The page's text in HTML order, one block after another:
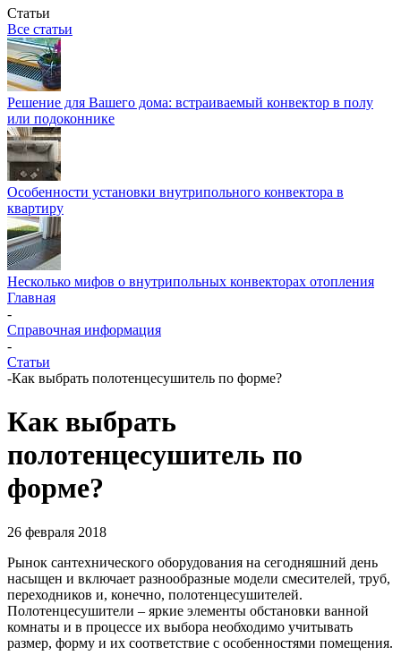
Статьи
Все статьи
Решение для Вашего дома: встраиваемый конвектор в полу
или подоконнике
Особенности установки внутрипольного конвектора в
квартиру
Несколько мифов о внутрипольных конвекторах отопления
Главная
-
Справочная информация
-
Статьи
-Как выбрать полотенцесушитель по форме?
Как выбрать
полотенцесушитель по
форме?
26 февраля 2018
Рынок сантехнического оборудования на сегодняшний день
насыщен и включает разнообразные модели смесителей, труб,
переходников и, конечно, полотенцесушителей.
Полотенцесушители – яркие элементы обстановки ванной
комнаты и в процессе их выбора необходимо учитывать
размер, форму и их соответствие с особенностями помещения.